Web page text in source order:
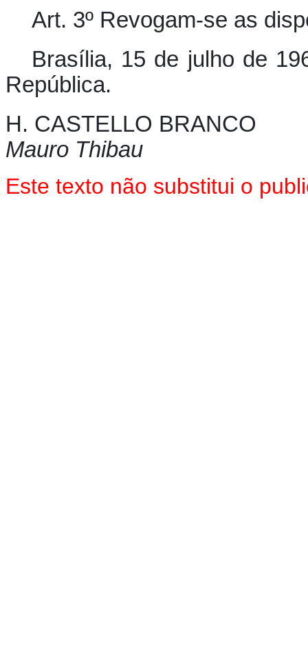
Art. 3º Revogam-se as
Brasília, 15 de julho de
República.
H. CASTELLO BRANCO
Mauro Thibau
Este texto não substitui o